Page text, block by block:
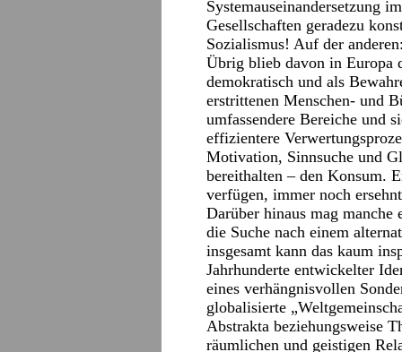
Systemauseinandersetzung
Gesellschaften geradezu
Sozialismus! Auf der
Übrig blieb davon in Europa
demokratisch und als
erstrittenen Menschen- und
umfassendere Bereiche und
effizientere
Motivation, Sinnsuche und
bereithalten – den Konsum.
verfügen, immer noch
Darüber hinaus mag manche
die Suche nach einem
insgesamt kann das kaum
Jahrhunderte entwickelter
eines verhängnisvollen
globalisierte
Abstrakta beziehungsweise
räumlichen und geistigen